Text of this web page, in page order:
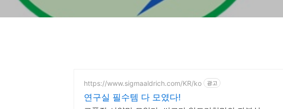
https://www.sigmaaldrich.com/KR/ko 광고
연구실 필수템 다 모였다!